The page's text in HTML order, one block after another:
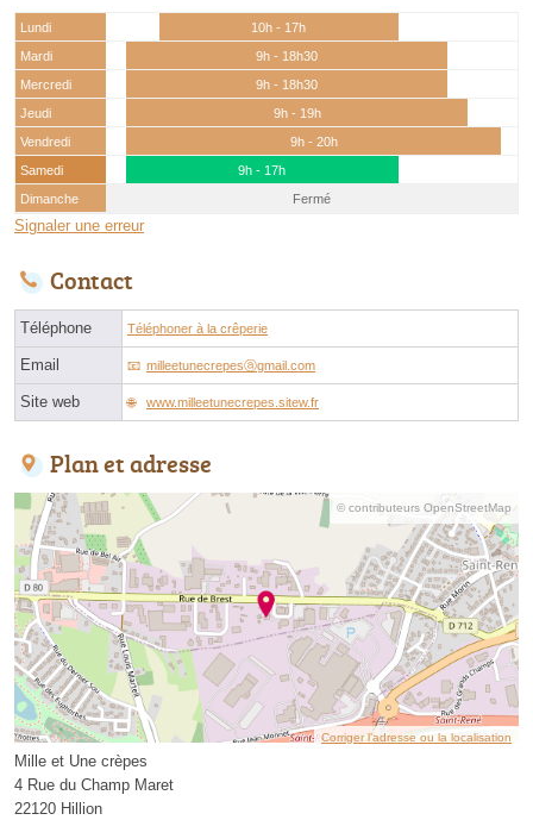
Lundi
10h - 17h
Mardi
9h - 18h30
Mercredi
9h - 18h30
Jeudi
9h - 19h
Vendredi
9h - 20h
Samedi
9h - 17h
Dimanche
Fermé
Signaler une erreur
Contact
Téléphone Téléphoner à la crêperie
Email milleetunecrepesⓐgmail.com
Site web www.milleetunecrepes.sitew.fr
Plan et adresse
© contributeurs OpenStreetMap
Corriger l’adresse ou la localisation
Mille et Une crèpes
4 Rue du Champ Maret
22120 Hillion